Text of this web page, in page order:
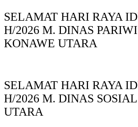
SELAMAT HARI RAYA
H/2026 M. DINAS
KONAWE UTARA
SELAMAT HARI RAYA
H/2026 M. DINAS
UTARA